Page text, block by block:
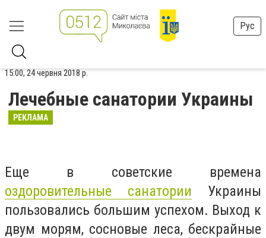
Рус
15:00, 24 червня 2018 р.
Лечебные санатории Украины
РЕКЛАМА
Еще в советские времена
оздоровительные санатории Украины
пользовались большим успехом. Выход к
двум морям, сосновые леса, бескрайные